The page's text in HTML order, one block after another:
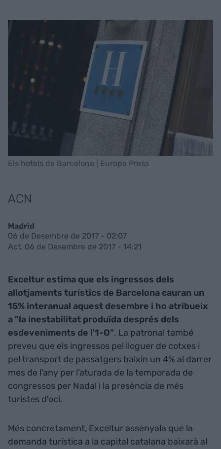
Els hotels de Barcelona | Europa Press
ACN
Madrid
06 de Desembre de 2017 - 02:07
Act. 06 de Desembre de 2017 - 14:21
Exceltur estima que els ingressos dels
allotjaments turístics de Barcelona cauran un
15% interanual aquest desembre i ho atribueix
a "la inestabilitat produïda després dels
esdeveniments de l'1-O". La patronal també
preveu que els ingressos pel lloguer de cotxes i
pel transport de passatgers baixin un 4% al darrer
mes de l'any per l'aturada de la temporada de
congressos per Nadal i la presència de més
turistes d'oci.
Més concretament, Exceltur assenyala que la
demanda turística a la capital catalana baixarà al